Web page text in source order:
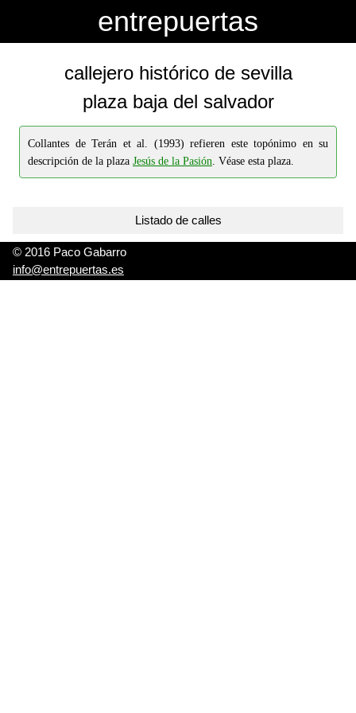
entrepuertas
callejero histórico de sevilla
plaza baja del salvador
Collantes de Terán et al. (1993) refieren este topónimo en su
descripción de la plaza Jesús de la Pasión. Véase esta plaza.
Listado de calles
© 2016 Paco Gabarro
info@entrepuertas.es